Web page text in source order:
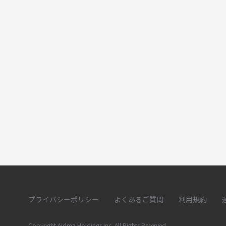
プライバシーポリシー よくあるご質問 利用規約